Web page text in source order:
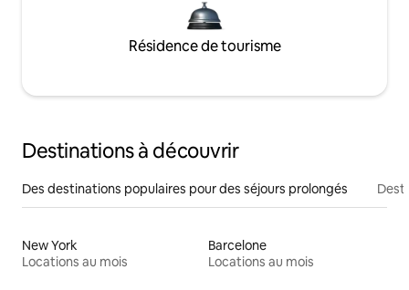
Résidence de tourisme
Destinations à découvrir
Des destinations populaires pour des séjours prolongés
New York
Locations au mois
Barcelone
Locations au mois